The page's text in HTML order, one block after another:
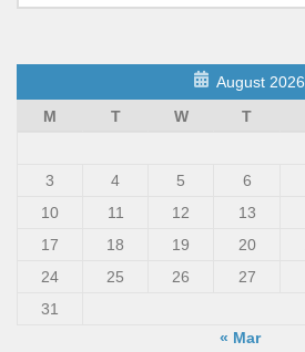
August 2026
M
T W T
3
4 5 6
10
11 12 13
17
18 19 20
24
25 26 27
31
« Mar